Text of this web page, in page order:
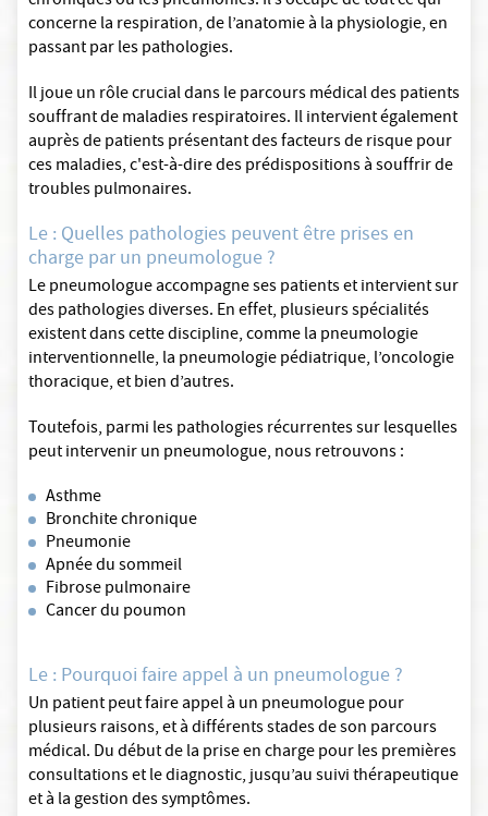
concerne la respiration, de l’anatomie à la physiologie, en
passant par les pathologies.
Il joue un rôle crucial dans le parcours médical des patients
souffrant de maladies respiratoires. Il intervient également
auprès de patients présentant des facteurs de risque pour
ces maladies, c'est-à-dire des prédispositions à souffrir de
troubles pulmonaires.
Le : Quelles pathologies peuvent être prises en
charge par un pneumologue ?
Le pneumologue accompagne ses patients et intervient sur
des pathologies diverses. En effet, plusieurs spécialités
existent dans cette discipline, comme la pneumologie
interventionnelle, la pneumologie pédiatrique, l’oncologie
thoracique, et bien d’autres.
Toutefois, parmi les pathologies récurrentes sur lesquelles
peut intervenir un pneumologue, nous retrouvons :
Asthme
Bronchite chronique
Pneumonie
Apnée du sommeil
Fibrose pulmonaire
Cancer du poumon
Le : Pourquoi faire appel à un pneumologue ?
Un patient peut faire appel à un pneumologue pour
plusieurs raisons, et à différents stades de son parcours
médical. Du début de la prise en charge pour les premières
consultations et le diagnostic, jusqu’au suivi thérapeutique
et à la gestion des symptômes.